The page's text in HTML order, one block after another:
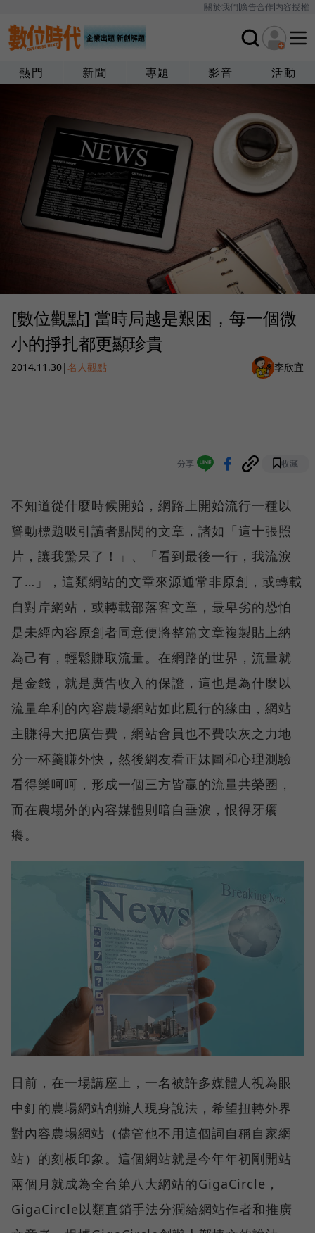
關於我們廣告合作內容授權
熱門 新聞 專題 影音 活動
[數位觀點] 當時局越是艱困，每一個微
小的掙扎都更顯珍貴
2014.11.30|名人觀點 李欣宜
分享 收藏
不知道從什麼時候開始，網路上開始流行一種以
聳動標題吸引讀者點閱的文章，諸如「這十張照
片，讓我驚呆了！」、「看到最後一行，我流淚
了…」，這類網站的文章來源通常非原創，或轉載
自對岸網站，或轉載部落客文章，最卑劣的恐怕
是未經內容原創者同意便將整篇文章複製貼上納
為己有，輕鬆賺取流量。在網路的世界，流量就
是金錢，就是廣告收入的保證，這也是為什麼以
流量牟利的內容農場網站如此風行的緣由，網站
主賺得大把廣告費，網站會員也不費吹灰之力地
分一杯羹賺外快，然後網友看正妹圖和心理測驗
看得樂呵呵，形成一個三方皆贏的流量共榮圈，
而在農場外的內容媒體則暗自垂淚，恨得牙癢
癢。
日前，在一場講座上，一名被許多媒體人視為眼
中釘的農場網站創辦人現身說法，希望扭轉外界
對內容農場網站（儘管他不用這個詞自稱自家網
站）的刻板印象。這個網站就是今年年初剛開站
兩個月就成為全台第八大網站的GigaCircle，
GigaCircle以類直銷手法分潤給網站作者和推廣